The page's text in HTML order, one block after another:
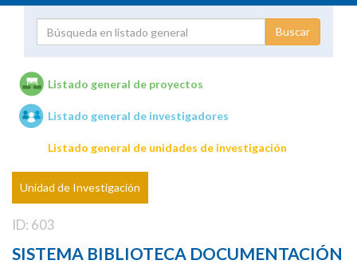
Unidades de investigación
Listado general de proyectos
Listado general de investigadores
Listado general de unidades de investigación
Unidad de Investigación
ID: 603
SISTEMA BIBLIOTECA DOCUMENTACIÓN